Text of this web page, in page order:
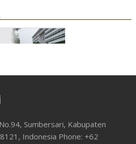
Sumbersari, Kabupaten
Indonesia Phone: +62